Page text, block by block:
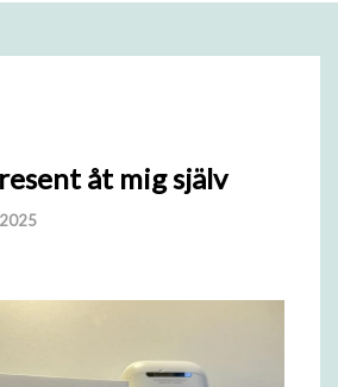
åt mig själv